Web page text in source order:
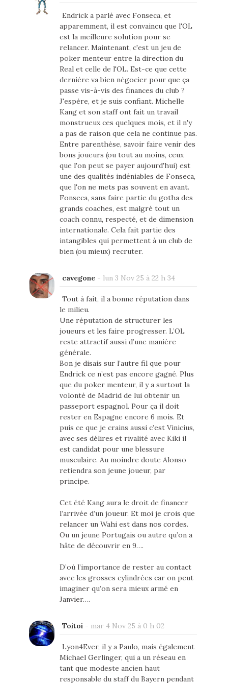
Endrick a parlé avec Fonseca, et
apparemment, il est convaincu que l'OL
est la meilleure solution pour se
relancer. Maintenant, c'est un jeu de
poker menteur entre la direction du
Real et celle de l'OL. Est-ce que cette
dernière va bien négocier pour que ça
passe vis-à-vis des finances du club ?
J'espère, et je suis confiant. Michelle
Kang et son staff ont fait un travail
monstrueux ces quelques mois, et il n'y
a pas de raison que cela ne continue pas.
Entre parenthèse, savoir faire venir des
bons joueurs (ou tout au moins, ceux
que l'on peut se payer aujourd'hui) est
une des qualités indéniables de Fonseca,
que l'on ne mets pas souvent en avant.
Fonseca, sans faire partie du gotha des
grands coaches, est malgré tout un
coach connu, respecté, et de dimension
internationale. Cela fait partie des
intangibles qui permettent à un club de
bien (ou mieux) recruter.
cavegone- lun 3 Nov 25 à 22 h 34
Tout à fait, il a bonne réputation dans
le milieu.
Une réputation de structurer les
joueurs et les faire progresser. L’OL
reste attractif aussi d’une manière
générale.
Bon je disais sur l’autre fil que pour
Endrick ce n’est pas encore gagné. Plus
que du poker menteur, il y a surtout la
volonté de Madrid de lui obtenir un
passeport espagnol. Pour ça il doit
rester en Espagne encore 6 mois. Et
puis ce que je crains aussi c’est Vinicius,
avec ses délires et rivalité avec Kiki il
est candidat pour une blessure
musculaire. Au moindre doute Alonso
retiendra son jeune joueur, par
principe.
Cet été Kang aura le droit de financer
l’arrivée d’un joueur. Et moi je crois que
relancer un Wahi est dans nos cordes.
Ou un jeune Portugais ou autre qu’on a
hâte de découvrir en 9….
D’où l’importance de rester au contact
avec les grosses cylindrées car on peut
imaginer qu’on sera mieux armé en
Janvier….
Toitoi - mar 4 Nov 25 à 0 h 02
Lyon4Ever, il y a Paulo, mais également
Michael Gerlinger, qui a un réseau en
tant que modeste ancien haut
responsable du staff du Bayern pendant